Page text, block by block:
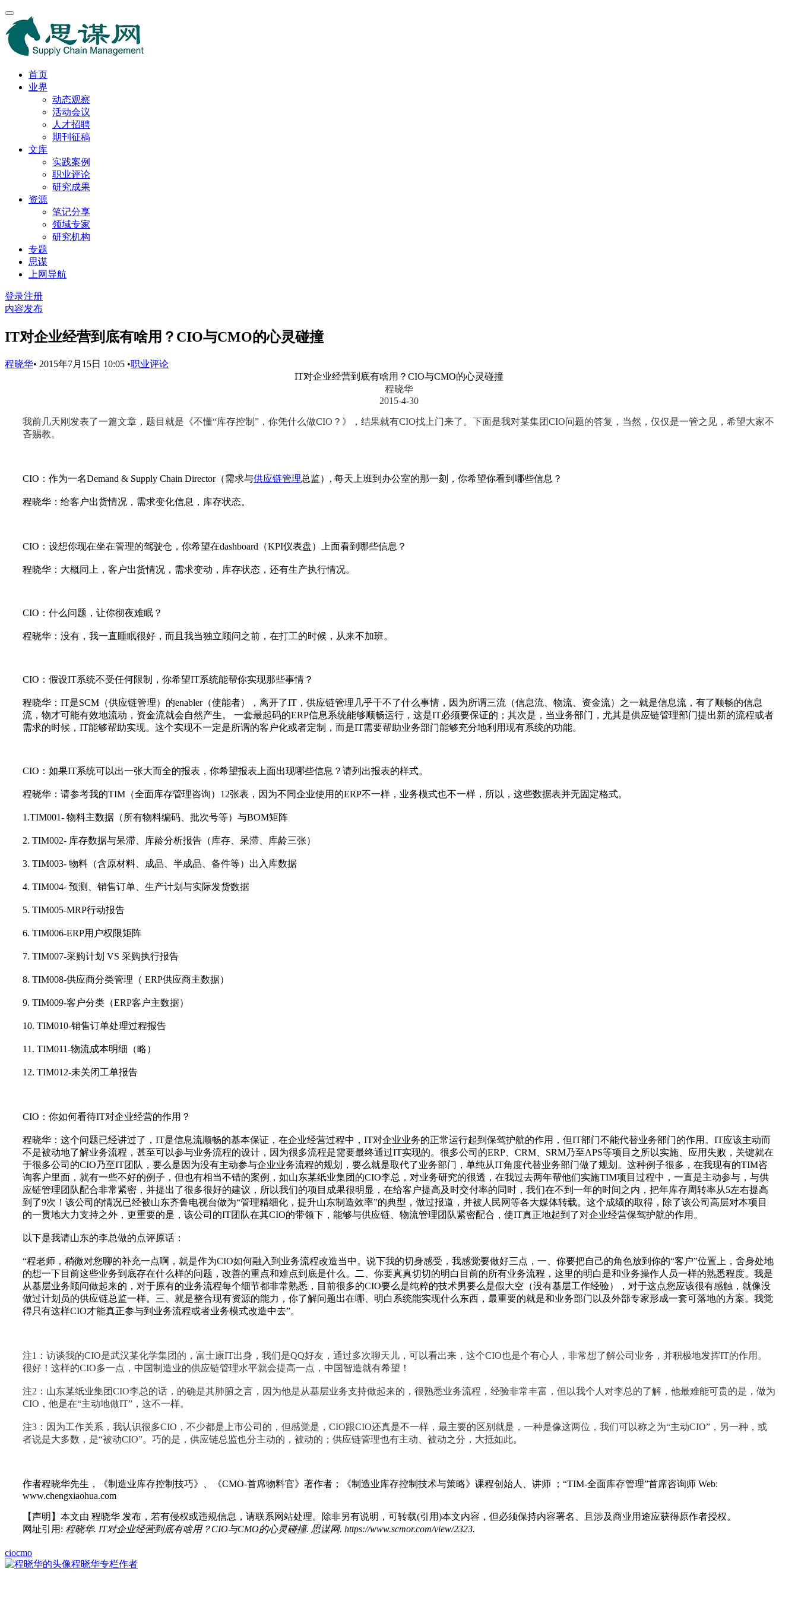
首页
业界
动态观察
活动会议
人才招聘
期刊征稿
文库
实践案例
职业评论
研究成果
资源
笔记分享
领域专家
研究机构
专题
思谋
上网导航
登录注册
内容发布
IT对企业经营到底有啥用？CIO与CMO的心灵碰撞
程晓华• 2015年7月15日 10:05 •职业评论
IT对企业经营到底有啥用？CIO与CMO的心灵碰撞
程晓华
2015-4-30
我前几天刚发表了一篇文章，题目就是《不懂“库存控制”，你凭什么做CIO？》，结果就有CIO找上门来了。下面是我对某集团CIO问题的答复，当然，仅仅是一管之见，希望大家不
吝赐教。
CIO ：作为一名Demand & Supply Chain Director（需求与供应链管理总监）, 每天上班到办公室的那一刻，你希望你看到哪些信息？
程晓华：给客户出货情况，需求变化信息，库存状态。
CIO ：设想你现在坐在管理的驾驶仓，你希望在dashboard（KPI仪表盘）上面看到哪些信息？
程晓华：大概同上，客户出货情况，需求变动，库存状态，还有生产执行情况。
CIO ：什么问题，让你彻夜难眠？
程晓华：没有，我一直睡眠很好，而且我当独立顾问之前，在打工的时候，从来不加班。
CIO ：假设IT系统不受任何限制，你希望IT系统能帮你实现那些事情？
程晓华：IT是SCM（供应链管理）的enabler（使能者），离开了IT，供应链管理几乎干不了什么事情，因为所谓三流（信息流、物流、资金流）之一就是信息流，有了顺畅的信息
流，物才可能有效地流动，资金流就会自然产生。 一套最起码的ERP信息系统能够顺畅运行，这是IT必须要保证的；其次是，当业务部门，尤其是供应链管理部门提出新的流程或者
需求的时候，IT能够帮助实现。这个实现不一定是所谓的客户化或者定制，而是IT需要帮助业务部门能够充分地利用现有系统的功能。
CIO ：如果IT系统可以出一张大而全的报表，你希望报表上面出现哪些信息？请列出报表的样式。
程晓华：请参考我的TIM（全面库存管理咨询）12张表，因为不同企业使用的ERP不一样，业务模式也不一样，所以，这些数据表并无固定格式。
1.TIM001- 物料主数据（所有物料编码、批次号等）与BOM矩阵
2. TIM002- 库存数据与呆滞、库龄分析报告（库存、呆滞、库龄三张）
3. TIM003- 物料（含原材料、成品、半成品、备件等）出入库数据
4. TIM004- 预测、销售订单、生产计划与实际发货数据
5. TIM005-MRP行动报告
6. TIM006-ERP用户权限矩阵
7. TIM007-采购计划 VS 采购执行报告
8. TIM008-供应商分类管理（ ERP供应商主数据）
9. TIM009-客户分类（ERP客户主数据）
10. TIM010-销售订单处理过程报告
11. TIM011-物流成本明细（略）
12. TIM012-未关闭工单报告
CIO ：你如何看待IT对企业经营的作用？
程晓华：这个问题已经讲过了，IT是信息流顺畅的基本保证，在企业经营过程中，IT对企业业务的正常运行起到保驾护航的作用，但IT部门不能代替业务部门的作用。IT应该主动而
不是被动地了解业务流程，甚至可以参与业务流程的设计，因为很多流程是需要最终通过IT实现的。很多公司的ERP、CRM、SRM乃至APS等项目之所以实施、应用失败，关键就在
于很多公司的CIO乃至IT团队，要么是因为没有主动参与企业业务流程的规划，要么就是取代了业务部门，单纯从IT角度代替业务部门做了规划。这种例子很多，在我现有的TIM咨
询客户里面，就有一些不好的例子，但也有相当不错的案例，如山东某纸业集团的CIO李总，对业务研究的很透，在我过去两年帮他们实施TIM项目过程中，一直是主动参与，与供
应链管理团队配合非常紧密，并提出了很多很好的建议，所以我们的项目成果很明显，在给客户提高及时交付率的同时，我们在不到一年的时间之内，把年库存周转率从5左右提高
到了9次！该公司的情况已经被山东齐鲁电视台做为“管理精细化，提升山东制造效率”的典型，做过报道，并被人民网等各大媒体转载。这个成绩的取得，除了该公司高层对本项目
的一贯地大力支持之外，更重要的是，该公司的IT团队在其CIO的带领下，能够与供应链、物流管理团队紧密配合，使IT真正地起到了对企业经营保驾护航的作用。
以下是我请山东的李总做的点评原话：
“程老师，稍微对您聊的补充一点啊，就是作为CIO如何融入到业务流程改造当中。说下我的切身感受，我感觉要做好三点，一、你要把自己的角色放到你的“客户”位置上，舍身处地
的想一下目前这些业务到底存在什么样的问题，改善的重点和难点到底是什么。二、你要真真切切的明白目前的所有业务流程，这里的明白是和业务操作人员一样的熟悉程度。我是
从基层业务顾问做起来的，对于原有的业务流程每个细节都非常熟悉，目前很多的CIO要么是纯粹的技术男要么是假大空（没有基层工作经验），对于这点您应该很有感触，就像没
做过计划员的供应链总监一样。三、就是整合现有资源的能力，你了解问题出在哪、明白系统能实现什么东西，最重要的就是和业务部门以及外部专家形成一套可落地的方案。我觉
得只有这样CIO才能真正参与到业务流程或者业务模式改造中去”。
注1：访谈我的CIO是武汉某化学集团的，富士康IT出身，我们是QQ好友，通过多次聊天儿，可以看出来，这个CIO也是个有心人，非常想了解公司业务，并积极地发挥IT的作用。
很好！这样的CIO多一点，中国制造业的供应链管理水平就会提高一点，中国智造就有希望！
注2：山东某纸业集团CIO李总的话，的确是其肺腑之言，因为他是从基层业务支持做起来的，很熟悉业务流程，经验非常丰富，但以我个人对李总的了解，他最难能可贵的是，做为
CIO，他是在“主动地做IT”，这不一样。
注3：因为工作关系，我认识很多CIO，不少都是上市公司的，但感觉是，CIO跟CIO还真是不一样，最主要的区别就是，一种是像这两位，我们可以称之为“主动CIO”，另一种，或
者说是大多数，是“被动CIO”。巧的是，供应链总监也分主动的，被动的；供应链管理也有主动、被动之分，大抵如此。
作者程晓华先生，《制造业库存控制技巧》、《CMO-首席物料官》著作者；《制造业库存控制技术与策略》课程创始人、讲师 ；“TIM-全面库存管理”首席咨询师 Web:
www.chengxiaohua.com
【声明】本文由 程晓华 发布，若有侵权或违规信息，请联系网站处理。除非另有说明，可转载(引用)本文内容，但必须保持内容署名、且涉及商业用途应获得原作者授权。
网址引用: 程晓华. IT对企业经营到底有啥用？CIO与CMO的心灵碰撞. 思谋网. https://www.scmor.com/view/2323.
ciocmo
程晓华专栏作者